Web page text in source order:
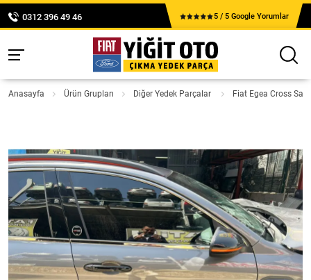
0312 396 49 46 5 / 5 Google Yorumlar
Anasayfa Ürün Grupları Diğer Yedek Parçalar Fiat Egea Cross Sağ